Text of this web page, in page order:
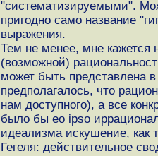
"систематизируемыми".
пригодно само название
выражения.
Тем не менее, мне кажется
(возможной)
может быть
предполагалось, что
нам доступного), а все
было бы eo ipso
идеализма искушение, как
Гегеля: действительное